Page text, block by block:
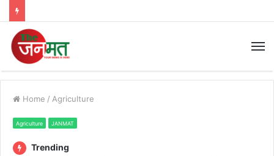
Home / Agriculture
Agriculture JANMAT
Trending